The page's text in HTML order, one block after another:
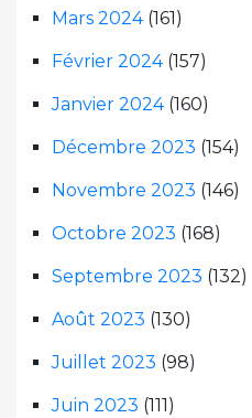
Mars 2024(161)
Février 2024(157)
Janvier 2024(160)
Décembre 2023 (154)
Novembre 2023 (146)
Octobre 2023 (168)
Septembre 2023 (132)
Août 2023 (130)
Juillet 2023 (98)
Juin 2023 (111)